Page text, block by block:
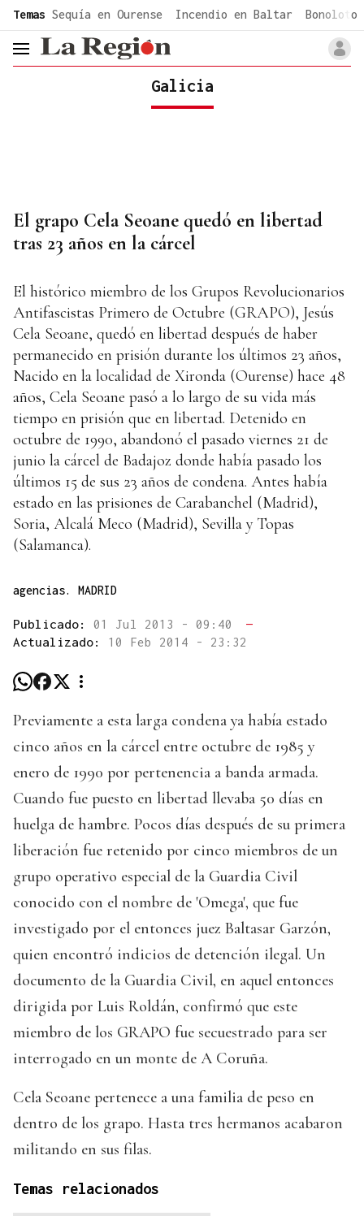
common.go-to-content
Temas Sequía en Ourense Incendio en Baltar Bonoloto
header.menu.open
Galicia
El grapo Cela Seoane quedó en libertad
tras 23 años en la cárcel
El histórico miembro de los Grupos Revolucionarios
Antifascistas Primero de Octubre (GRAPO), Jesús
Cela Seoane, quedó en libertad después de haber
permanecido en prisión durante los últimos 23 años,
Nacido en la localidad de Xironda (Ourense) hace 48
años, Cela Seoane pasó a lo largo de su vida más
tiempo en prisión que en libertad. Detenido en
octubre de 1990, abandonó el pasado viernes 21 de
junio la cárcel de Badajoz donde había pasado los
últimos 15 de sus 23 años de condena. Antes había
estado en las prisiones de Carabanchel (Madrid),
Soria, Alcalá Meco (Madrid), Sevilla y Topas
(Salamanca).
agencias. MADRID
Publicado: 01 Jul 2013 - 09:40
—
Actualizado: 10 Feb 2014 - 23:32
Previamente a esta larga condena ya había estado
cinco años en la cárcel entre octubre de 1985 y
enero de 1990 por pertenencia a banda armada.
Cuando fue puesto en libertad llevaba 50 días en
huelga de hambre. Pocos días después de su primera
liberación fue retenido por cinco miembros de un
grupo operativo especial de la Guardia Civil
conocido con el nombre de 'Omega', que fue
investigado por el entonces juez Baltasar Garzón,
quien encontró indicios de detención ilegal. Un
documento de la Guardia Civil, en aquel entonces
dirigida por Luis Roldán, confirmó que este
miembro de los GRAPO fue secuestrado para ser
interrogado en un monte de A Coruña.
Cela Seoane pertenece a una familia de peso en
dentro de los grapo. Hasta tres hermanos acabaron
militando en sus filas.
Temas relacionados